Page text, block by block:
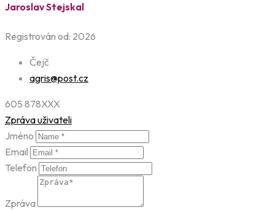
Jaroslav Stejskal
Registrován od: 2026
Čejč
agris@post.cz
605 878XXX
Zpráva uživateli
Jméno
Email
Telefon
Zpráva